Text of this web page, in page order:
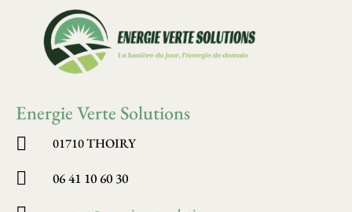
Energie Verte Solutions
 01710 THOIRY
 06 41 10 60 30